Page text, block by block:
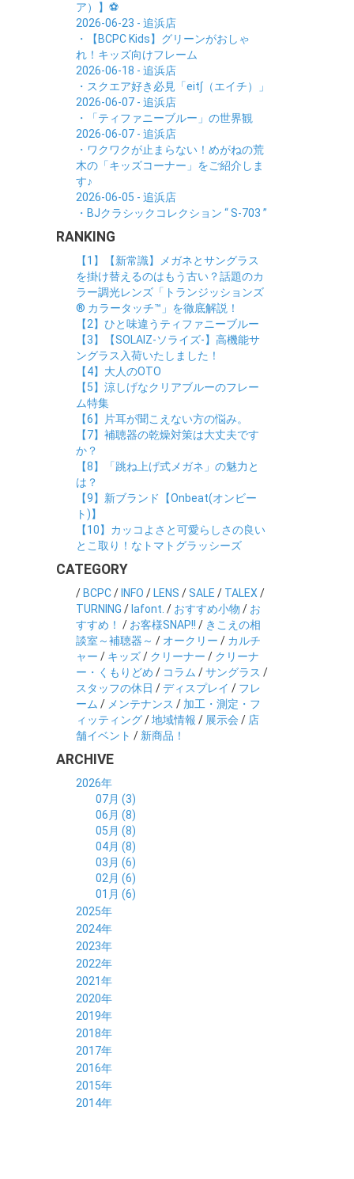
ア）】⚽
2026-06-23 - 追浜店
・【BCPC Kids】グリーンがおしゃ
れ！キッズ向けフレーム
2026-06-18 - 追浜店
・スクエア好き必見「eit∫（エイチ）」
2026-06-07 - 追浜店
・「ティファニーブルー」の世界観
2026-06-07 - 追浜店
・ワクワクが止まらない！めがねの荒
木の「キッズコーナー」をご紹介しま
す♪
2026-06-05 - 追浜店
・BJクラシックコレクション “ S-703 ”
RANKING
【1】【新常識】メガネとサングラス
を掛け替えるのはもう古い？話題のカ
ラー調光レンズ「トランジッションズ
® カラータッチ™」を徹底解説！
【2】ひと味違うティファニーブルー
【3】【SOLAIZ-ソライズ-】高機能サ
ングラス入荷いたしました！
【4】大人のOTO
【5】涼しげなクリアブルーのフレー
ム特集
【6】片耳が聞こえない方の悩み。
【7】補聴器の乾燥対策は大丈夫です
か？
【8】「跳ね上げ式メガネ」の魅力と
は？
【9】新ブランド【Onbeat(オンビー
ト)】
【10】カッコよさと可愛らしさの良い
とこ取り！なトマトグラッシーズ
CATEGORY
/ BCPC/ INFO / LENS /SALE / TALEX /
TURNING / lafont. / おすすめ小物 / お
すすめ！ / お客様SNAP!! / きこえの相
談室～補聴器～ / オークリー / カルチ
ャー / キッズ/ クリーナー / クリーナ
ー・くもりどめ / コラム /サングラス /
スタッフの休日 /ディスプレイ / フレ
ーム / メンテナンス / 加工・測定・フ
ィッティング/地域情報 / 展示会 / 店
舗イベント / 新商品！
ARCHIVE
2026年
07月 (3)
06月 (8)
05月 (8)
04月 (8)
03月 (6)
02月 (6)
01月 (6)
2025年
12月 (5)
11月 (3)
10月 (6)
09月 (5)
08月 (6)
07月 (4)
06月 (7)
05月 (6)
04月 (8)
03月 (6)
02月 (5)
01月 (7)
2024年
12月 (4)
11月 (8)
10月 (6)
09月 (7)
08月 (8)
07月 (5)
06月 (6)
05月 (4)
04月 (7)
03月 (6)
02月 (5)
2023年
12月 (3)
11月 (6)
10月 (6)
09月 (6)
08月 (8)
07月 (8)
06月 (8)
05月 (9)
04月 (8)
03月 (8)
2022年
12月 (12)
11月 (6)
10月 (5)
09月 (7)
08月 (5)
07月 (3)
06月 (5)
05月 (7)
04月 (6)
2021年
12月 (5)
11月 (5)
10月 (6)
09月 (5)
08月 (11)
07月 (5)
06月 (6)
05月 (6)
2020年
12月 (3)
11月 (6)
10月 (5)
09月 (8)
08月 (6)
07月 (7)
06月 (6)
2019年
12月 (7)
11月 (4)
10月 (8)
09月 (4)
08月 (7)
07月 (3)
2018年
12月 (8)
11月 (7)
10月 (8)
09月 (5)
08月 (7)
2017年
12月 (6)
11月 (6)
10月 (5)
2016年
12月 (8)
11月 (4)
2015年
12月 (8)
2014年